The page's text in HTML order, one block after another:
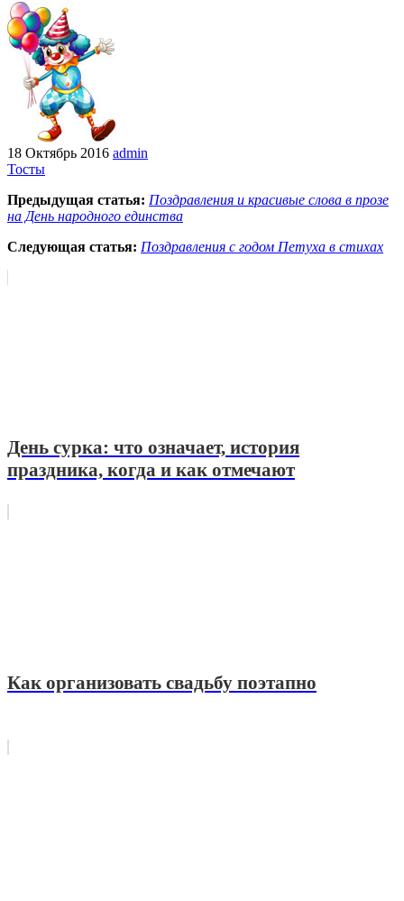
18 Октябрь 2016 admin
Тосты
Предыдущая статья: Поздравления и красивые слова в прозе
на День народного единства
Следующая статья: Поздравления с годом Петуха в стихах
День сурка: что означает, история
праздника, когда и как отмечают
Как организовать свадьбу поэтапно